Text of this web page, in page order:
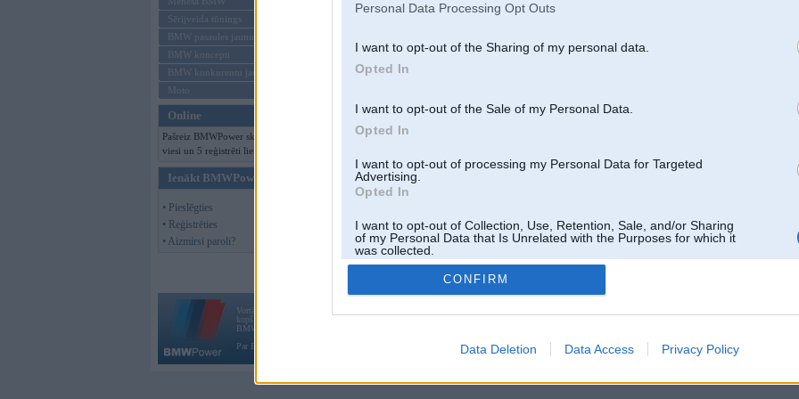
Personal Data Processing Opt Outs
I want to opt-out of the Sharing of my personal data.
Opted In
I want to opt-out of the Sale of my Personal Data.
Opted In
I want to opt-out of processing my Personal Data for Targeted
Advertising.
Opted In
I want to opt-out of Collection, Use, Retention, Sale, and/or Sharing
of my Personal Data that Is Unrelated with the Purposes for which it
was collected.
Opted Out
CONFIRM
Data Deletion Data Access Privacy Policy
Sērijveida tūnings
BMW pasaules jaunumi
BMW koncepti
BMW konkurentu jaunumi
Moto
Online
Pašreiz BMWPower skatās 160
viesi un 5 reģistrēti lietotāji.
Ienākt BMWPower
• Pieslēgties
• Reģistrēties
• Aizmirsi paroli?
Vortāls BMWPower.lv darbojas
kopš 2002. gada 14. maija. Tas nav auto klubs un nav saistīts ar
BMW AG.
Par BMWPower